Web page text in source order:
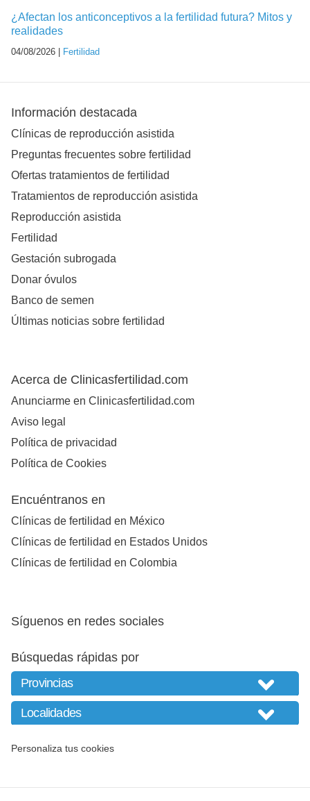
¿Afectan los anticonceptivos a la fertilidad futura? Mitos y
realidades
04/08/2026 | Fertilidad
Información destacada
Clínicas de reproducción asistida
Preguntas frecuentes sobre fertilidad
Ofertas tratamientos de fertilidad
Tratamientos de reproducción asistida
Reproducción asistida
Fertilidad
Gestación subrogada
Donar óvulos
Banco de semen
Últimas noticias sobre fertilidad
Acerca de Clinicasfertilidad.com
Anunciarme en Clinicasfertilidad.com
Aviso legal
Política de privacidad
Política de Cookies
Encuéntranos en
Clínicas de fertilidad en México
Clínicas de fertilidad en Estados Unidos
Clínicas de fertilidad en Colombia
Síguenos en redes sociales
Búsquedas rápidas por
Personaliza tus cookies